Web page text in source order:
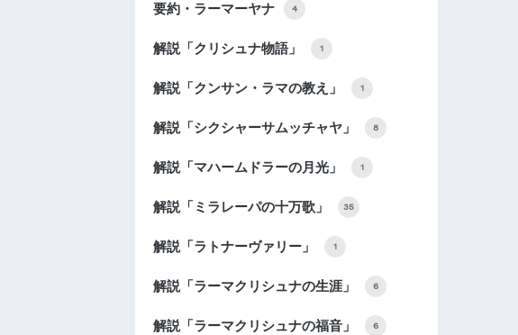
要約・ラーマーヤナ 4
解説「クリシュナ物語」 1
解説「クンサン・ラマの教え」 1
解説「シクシャーサムッチャヤ」 8
解説「マハームドラーの月光」 1
解説「ミラレーパの十万歌」 35
解説「ラトナーヴァリー」 1
解説「ラーマクリシュナの生涯」 6
解説「ラーマクリシュナの福音」 6